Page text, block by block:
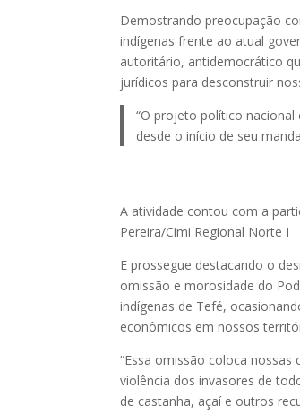
Demostrando preocupação
indígenas frente ao atual
autoritário, antidemocrático
jurídicos para desconstruir
“O projeto político
desde o início de seu
A atividade contou com a
Pereira/Cimi Regional Norte I
E prossegue destacando o
omissão e morosidade do
indígenas de Tefé,
econômicos em nossos
“Essa omissão coloca
violência dos invasores de
de castanha, açaí e outros